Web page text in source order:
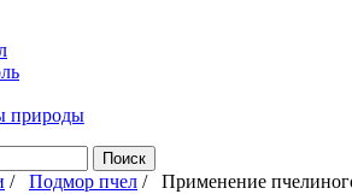
природы
/ Подмор пчел / Применение